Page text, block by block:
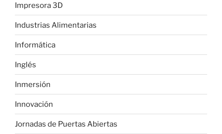
Impresora 3D
Industrias Alimentarias
Informática
Inglés
Inmersión
Innovación
Jornadas de Puertas Abiertas